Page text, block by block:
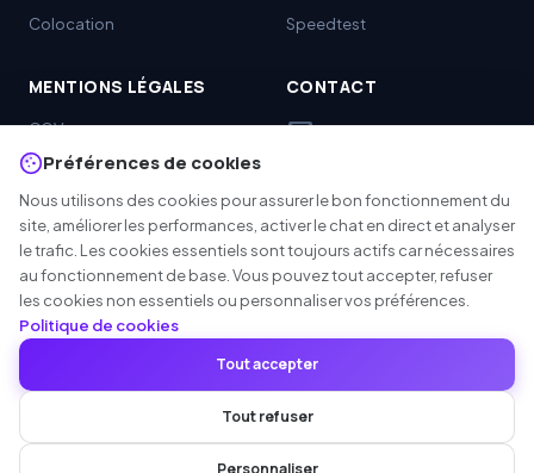
Colocation
Speedtest
MENTIONS LÉGALES
CGV
Politique de confidentialité
Utilisation acceptable
Politique de remboursement
SLA
Politique d'abus
Paramètres des cookies
CONTACT
mailsupport@rdpcore.com
confirmation_number Espace client
chatChat en direct
RDPCORE DC LTD. Tous droits réservés.
Préférences de cookies
Nous utilisons des cookies pour assurer le bon fonctionnement du
site, améliorer les performances, activer le chat en direct et analyser
le trafic. Les cookies essentiels sont toujours actifs car nécessaires
au fonctionnement de base. Vous pouvez tout accepter, refuser
les cookies non essentiels ou personnaliser vos préférences.
Politique de cookies
Tout accepter
Tout refuser
Personnaliser